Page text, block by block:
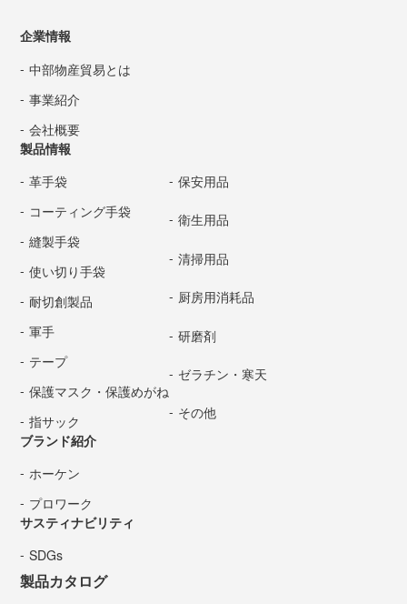
企業情報
中部物産貿易とは
事業紹介
会社概要
製品情報
革手袋
コーティング手袋
縫製手袋
使い切り手袋
耐切創製品
軍手
テープ
保護マスク・保護めがね
指サック
保安用品
衛生用品
清掃用品
厨房用消耗品
研磨剤
ゼラチン・寒天
その他
ブランド紹介
ホーケン
プロワーク
サスティナビリティ
SDGs
製品カタログ